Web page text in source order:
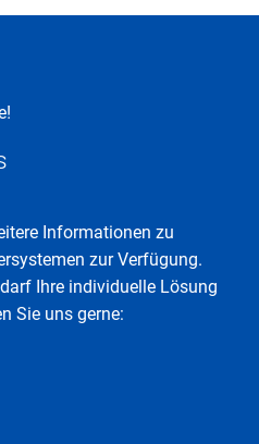
Informationen zu
zur Verfügung.
Ihre individuelle Lösung
Sie uns gerne: